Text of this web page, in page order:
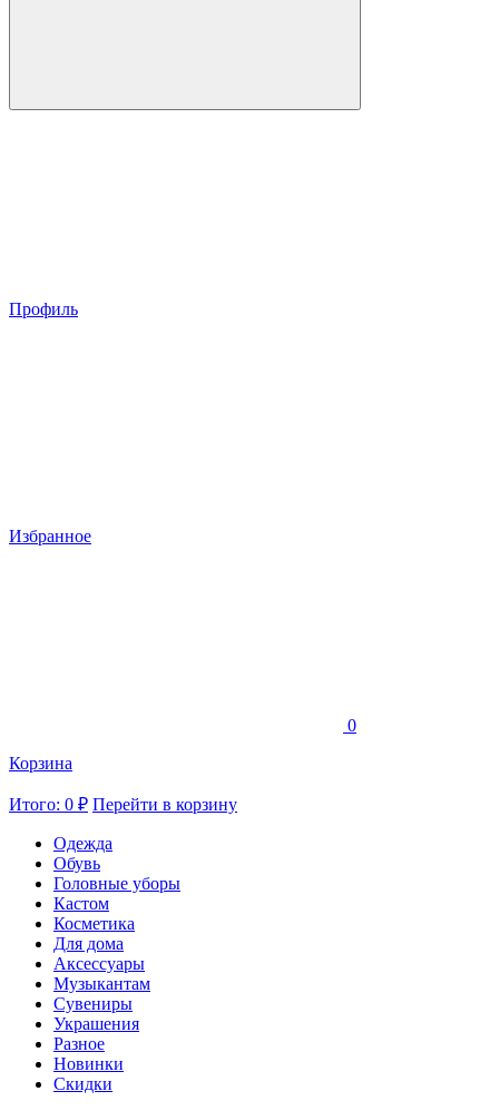
Профиль
Избранное
0
Корзина
Итого: 0 ₽ Перейти в корзину
Одежда
Обувь
Головные уборы
Кастом
Косметика
Для дома
Аксессуары
Музыкантам
Сувениры
Украшения
Разное
Новинки
Скидки